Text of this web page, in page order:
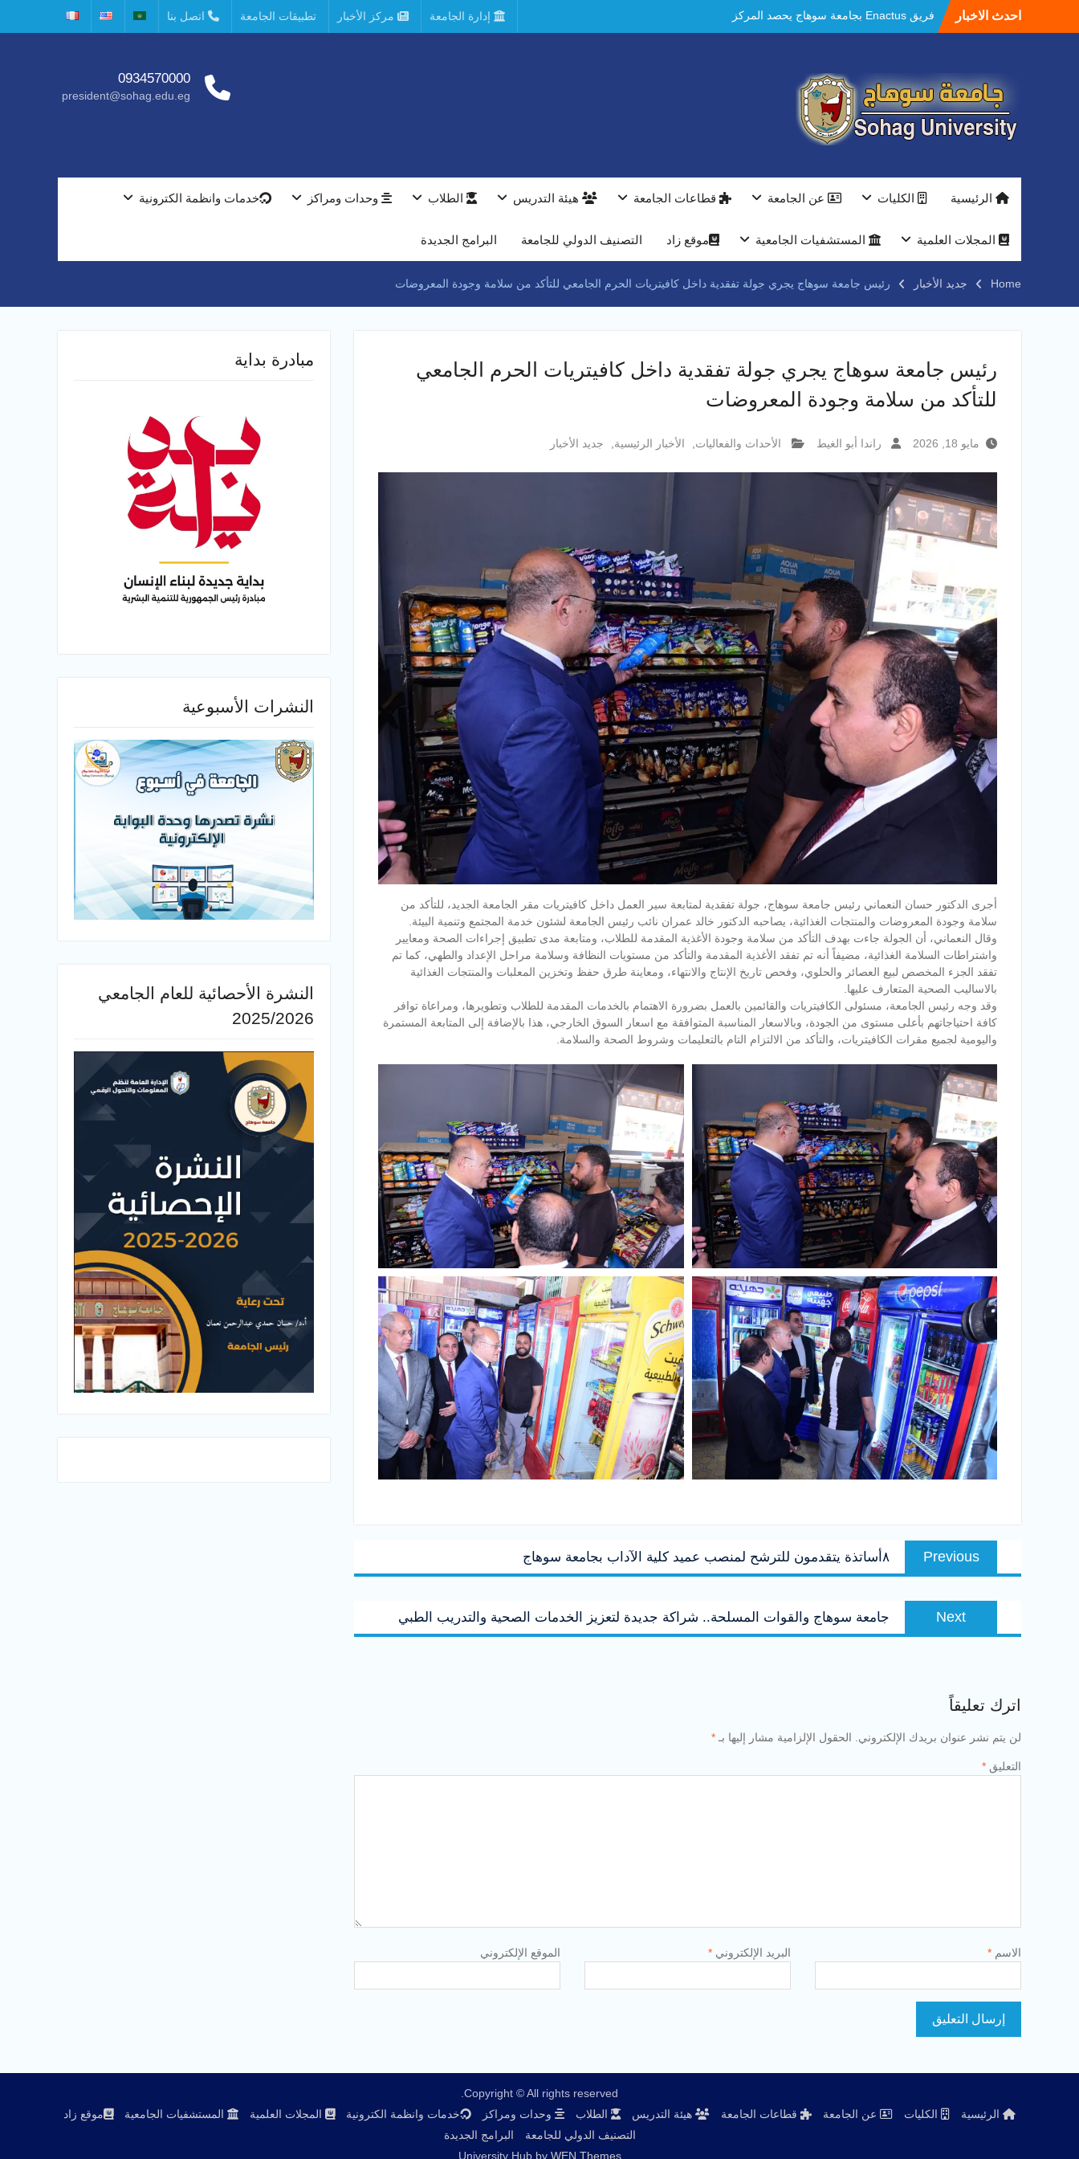
احدث الاخبار
فريق Enactus بجامعة سوهاج يحصد المركز
الاول في الابتكار وتمكين المراة والمركز الثاني
مستشفيات سوهاج الجامعية تحقق إنجازًا طبيًا
جديدًا و تنجح في علاج 3 حالات أكالازيا بتقنية
POEM دون جراحة .
النعماني يلتقي بمدير امن سوهاج الجديد لتقديم
بمعرض الاكاديمية العسكريه علي هامش
النعماني والمدير التنفيذي لشركة وادي النيل
جامعة سوهاج تفتح أبوابها لطلاب الثانوية العامة
إدارة الجامعة مركز الأخبار تطبيقات الجامعة اتصل بنا
0934570000
president@sohag.edu.eg
الرئيسية الكليات عن الجامعة قطاعات الجامعة هيئة التدريس الطلاب وحدات ومراكز خدمات وانظمة الكترونية
المجلات العلمية المستشفيات الجامعية موقع زاد التصنيف الدولي للجامعة البرامج الجديدة
Home جديد الأخبار رئيس جامعة سوهاج يجري جولة تفقدية داخل كافيتريات الحرم الجامعي للتأكد من سلامة وجودة المعروضات
رئيس جامعة سوهاج يجري جولة تفقدية داخل كافيتريات الحرم الجامعي
للتأكد من سلامة وجودة المعروضات
مايو 18, 2026 راندا أبو الغيط الأحداث والفعاليات الأخبار الرئيسية جديد الأخبار
أجرى الدكتور حسان النعماني رئيس جامعة سوهاج، جولة تفقدية لمتابعة سير العمل داخل كافيتريات مقر الجامعة الجديد، للتأكد من
سلامة وجودة المعروضات والمنتجات الغذائية، يصاحبه الدكتور خالد عمران نائب رئيس الجامعة لشئون خدمة المجتمع وتنمية البيئة.
وقال النعماني، أن الجولة جاءت بهدف التأكد من سلامة وجودة الأغذية المقدمة للطلاب، ومتابعة مدى تطبيق إجراءات الصحة ومعايير
واشتراطات السلامة الغذائية، مضيفاً أنه تم تفقد الأغذية المقدمة والتأكد من مستويات النظافة وسلامة مراحل الإعداد والطهي، كما تم
تفقد الجزء المخصص لبيع العصائر والحلوي، وفحص تاريخ الإنتاج والانتهاء، ومعاينة طرق حفظ وتخزين المعلبات والمنتجات الغذائية
بالاساليب الصحية المتعارف عليها.
وقد وجه رئيس الجامعة، مسئولى الكافيتريات والقائمين بالعمل بضرورة الاهتمام بالخدمات المقدمة للطلاب وتطويرها، ومراعاة توافر
كافة احتياجاتهم بأعلى مستوى من الجودة، وبالاسعار المناسبة المتوافقة مع اسعار السوق الخارجي، هذا بالإضافة إلى المتابعة المستمرة
واليومية لجميع مقرات الكافيتريات، والتأكد من الالتزام التام بالتعليمات وشروط الصحة والسلامة.
تصفّح
المقالاتPrevious
Previous
post:
٨أساتذة يتقدمون للترشح لمنصب عميد كلية الآداب بجامعة سوهاج
Next
Next
post:
جامعة سوهاج والقوات المسلحة.. شراكة جديدة لتعزيز الخدمات الصحية والتدريب الطبي
اترك تعليقاً
لن يتم نشر عنوان بريدك الإلكتروني. الحقول الإلزامية مشار إليها بـ *
التعليق *
الاسم * البريد الإلكتروني * الموقع الإلكتروني
مبادرة بداية
النشرات الأسبوعية
النشرة الأحصائية للعام الجامعي
2025/2026
Copyright © All rights reserved.
الرئيسية
الكليات عن الجامعة قطاعات الجامعة هيئة التدريس الطلاب وحدات ومراكز خدمات وانظمة الكترونية المجلات العلمية المستشفيات الجامعية
موقع زاد
التصنيف الدولي للجامعة
البرامج الجديدة
University Hub by WEN Themes